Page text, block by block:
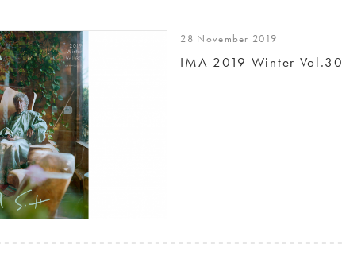
28 November 2019
IMA 2019 Winter Vol.30